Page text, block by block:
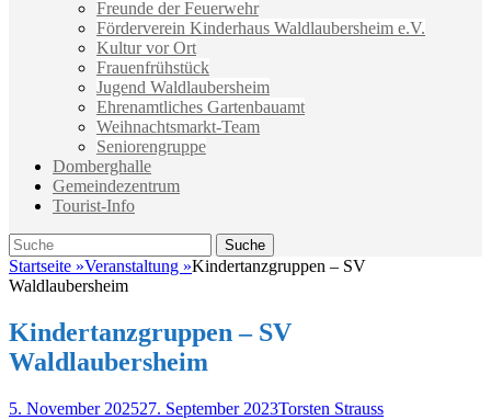
Freunde der Feuerwehr
Förderverein Kinderhaus Waldlaubersheim e.V.
Kultur vor Ort
Frauenfrühstück
Jugend Waldlaubersheim
Ehrenamtliches Gartenbauamt
Weihnachtsmarkt-Team
Seniorengruppe
Domberghalle
Gemeindezentrum
Tourist-Info
Suche
Suche
nach:
Startseite »Veranstaltung »Kindertanzgruppen – SV
Waldlaubersheim
Kindertanzgruppen – SV
Waldlaubersheim
Veröffentlicht
5. November 202527. September 2023Autor
Torsten Strauss